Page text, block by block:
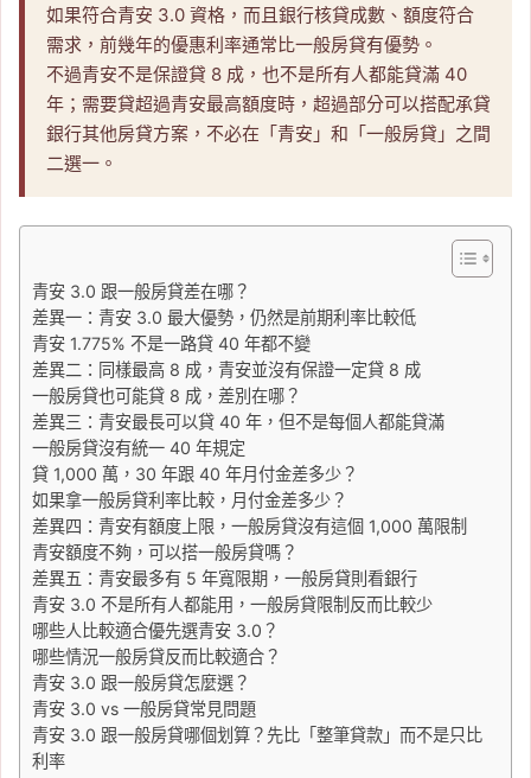
如果符合青安 3.0 資格，而且銀行核貸成數、額度符合
需求，前幾年的優惠利率通常比一般房貸有優勢。
不過青安不是保證貸 8 成，也不是所有人都能貸滿 40
年；需要貸超過青安最高額度時，超過部分可以搭配承貸
銀行其他房貸方案，不必在「青安」和「一般房貸」之間
二選一。
青安 3.0 跟一般房貸差在哪？
差異一：青安 3.0 最大優勢，仍然是前期利率比較低
青安 1.775% 不是一路貸 40 年都不變
差異二：同樣最高 8 成，青安並沒有保證一定貸 8 成
一般房貸也可能貸 8 成，差別在哪？
差異三：青安最長可以貸 40 年，但不是每個人都能貸滿
一般房貸沒有統一 40 年規定
貸 1,000 萬，30 年跟 40 年月付金差多少？
如果拿一般房貸利率比較，月付金差多少？
差異四：青安有額度上限，一般房貸沒有這個 1,000 萬限制
青安額度不夠，可以搭一般房貸嗎？
差異五：青安最多有 5 年寬限期，一般房貸則看銀行
青安 3.0 不是所有人都能用，一般房貸限制反而比較少
哪些人比較適合優先選青安 3.0？
哪些情況一般房貸反而比較適合？
青安 3.0 跟一般房貸怎麼選？
青安 3.0 vs 一般房貸常見問題
青安 3.0 跟一般房貸哪個划算？先比「整筆貸款」而不是只比
利率